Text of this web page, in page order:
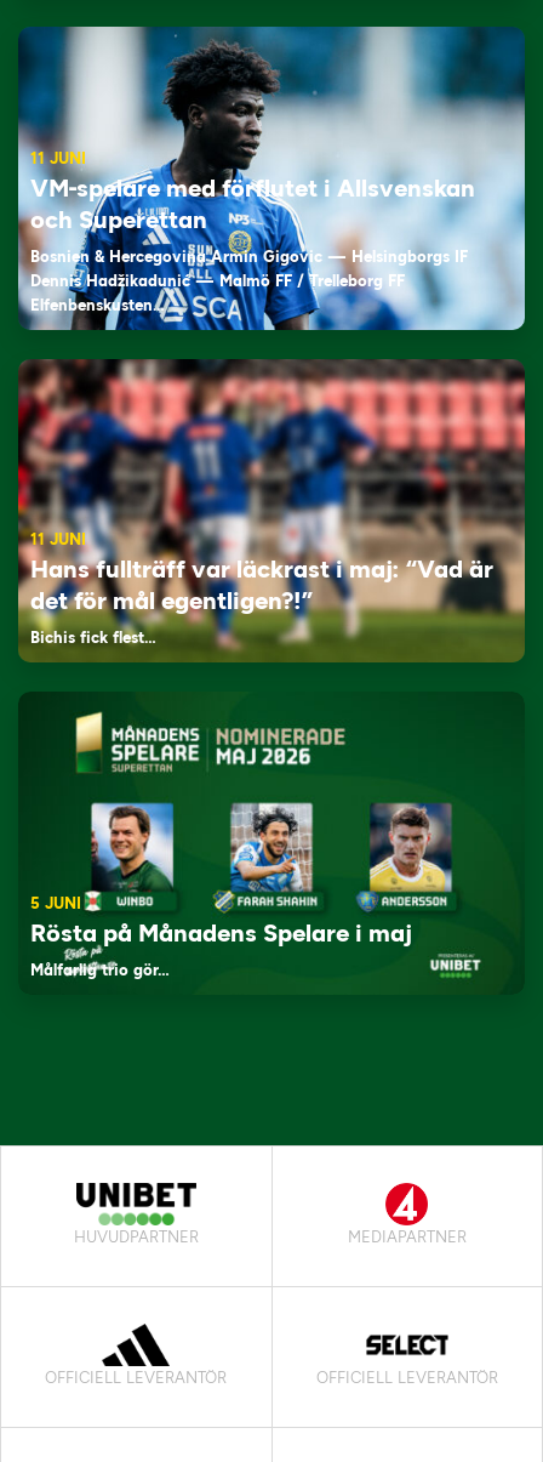
11 JUNI
VM-spelare med förflutet i Allsvenskan
och Superettan
Bosnien & Hercegovina Armin Gigovic — Helsingborgs IF
Dennis Hadžikadunić — Malmö FF / Trelleborg FF
Elfenbenskusten…
11 JUNI
Hans fullträff var läckrast i maj: “Vad är
det för mål egentligen?!”
Bichis fick flest…
5 JUNI
Rösta på Månadens Spelare i maj
Målfarlig trio gör…
HUVUDPARTNER MEDIAPARTNER
OFFICIELL LEVERANTÖR OFFICIELL LEVERANTÖR